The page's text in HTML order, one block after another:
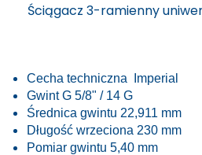
Ściągacz 3-ramienny
Cecha techniczna
Imperial
Gwint G 5/8" / 14 G
Średnica gwintu 22,911 mm
Długość wrzeciona 230 mm
Pomiar gwintu 5,40 mm